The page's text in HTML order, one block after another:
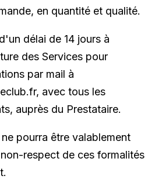
en quantité et qualité.
délai de 14 jours à
des Services pour
par mail à
avec tous les
auprès du Prestataire.
pourra être valablement
respect de ces formalités